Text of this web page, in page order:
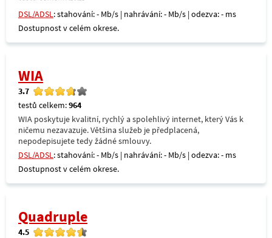
DSL/ADSL: stahování: - Mb/s | nahrávání: - Mb/s | odezva: - ms
Dostupnost v celém okrese.
WIA
3.7
testů celkem:964
WIA poskytuje kvalitní, rychlý a spolehlivý internet, který Vás k
ničemu nezavazuje. Většina služeb je předplacená,
nepodepisujete tedy žádné smlouvy.
DSL/ADSL: stahování: - Mb/s | nahrávání: - Mb/s | odezva: - ms
Dostupnost v celém okrese.
Quadruple
4.5